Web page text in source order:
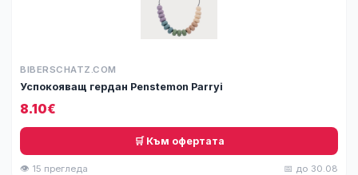
BIBERSCHATZ.COM
Успокояващ гердан Penstemon Parryi
8.10€
🛒 Към офертата
👁 15 прегледа 📅 до 30.08